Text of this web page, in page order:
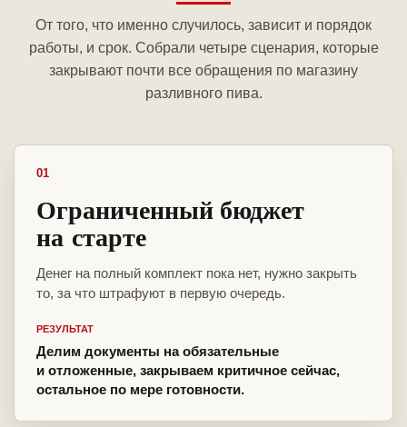
От того, что именно случилось, зависит и порядок
работы, и срок. Собрали четыре сценария, которые
закрывают почти все обращения по магазину
разливного пива.
01
Ограниченный бюджет
на старте
Денег на полный комплект пока нет, нужно закрыть
то, за что штрафуют в первую очередь.
РЕЗУЛЬТАТ
Делим документы на обязательные
и отложенные, закрываем критичное сейчас,
остальное по мере готовности.